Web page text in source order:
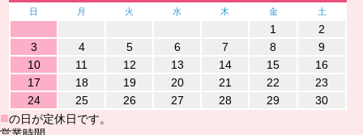
日 月 火 水 木 金 土
1
2
3
4 5 6 7 8
9
10
11 12 13 14 15
16
17
18 19 20 21 22
23
24
25 26 27 28 29 30
■の日が定休日です。